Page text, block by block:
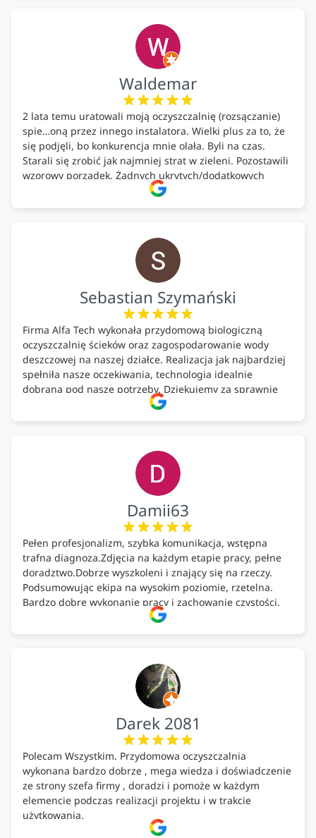
ekologicznych rozwiązań!🍀
Waldemar
2 lata temu uratowali moją oczyszczalnię (rozsączanie)
spie…oną przez innego instalatora. Wielki plus za to, że
się podjęli, bo konkurencja mnie olała. Byli na czas.
Starali się zrobić jak najmniej strat w zieleni. Pozostawili
wzorowy porządek. Żadnych ukrytych/dodatkowych
kosztów. Zaskoczenie. Kontakt bardzo OK. Obsługa
pomontażowa również OK. A ich środki do oczyszczalni –
Sebastian Szymański
Firma Alfa Tech wykonała przydomową biologiczną
oczyszczalnię ścieków oraz zagospodarowanie wody
deszczowej na naszej działce. Realizacja jak najbardziej
spełniła nasze oczekiwania, technologia idealnie
dobrana pod nasze potrzeby. Dziękujemy za sprawnie
wykonany montaż w świetnej atmosferze! Polecam!
Damii63
Pełen profesjonalizm, szybka komunikacja, wstępna
trafna diagnoza.Zdjęcia na każdym etapie pracy, pełne
doradztwo.Dobrze wyszkoleni i znający się na rzeczy.
Podsumowując ekipa na wysokim poziomie, rzetelna.
Bardzo dobre wykonanie pracy i zachowanie czystości.
Darek 2081
Polecam Wszystkim. Przydomowa oczyszczalnia
wykonana bardzo dobrze , mega wiedza i doświadczenie
ze strony szefa firmy , doradzi i pomoże w każdym
elemencie podczas realizacji projektu i w trakcie
użytkowania.
Firma godna zaufania. Tak trzymać!